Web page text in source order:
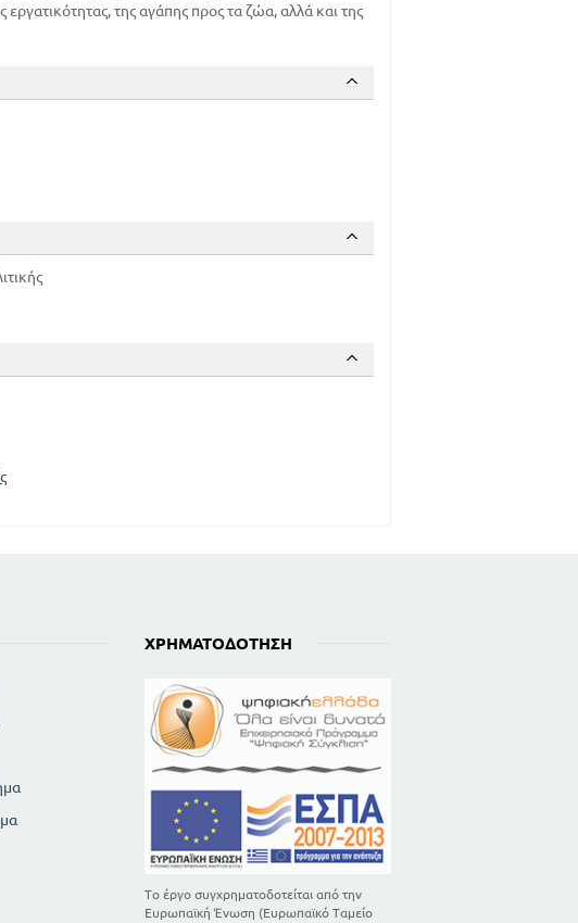
εργατικότητας, της αγάπης προς τα ζώα, αλλά και της
ΧΡΗΜΑΤΟΔΌΤΗΣΗ
Το έργο συγχρηματοδοτείται από την
Ευρωπαϊκή Ένωση (Ευρωπαϊκό Ταμείο